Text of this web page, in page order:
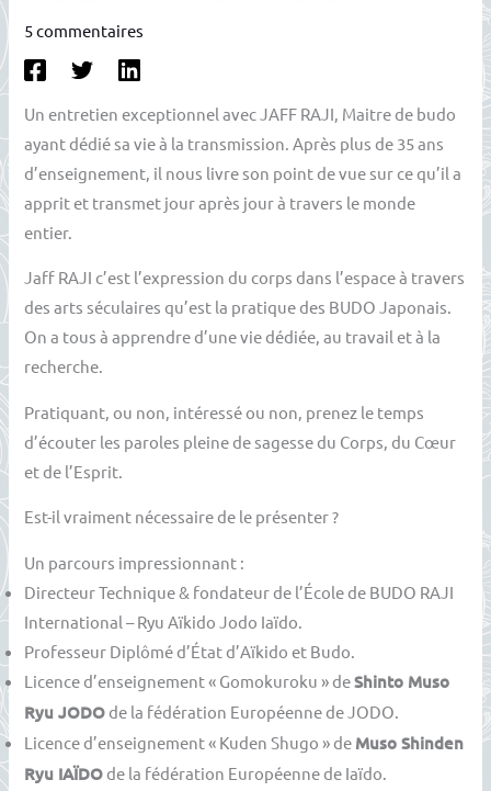
5 commentaires
Un entretien exceptionnel avec JAFF RAJI, Maitre de budo
ayant dédié sa vie à la transmission. Après plus de 35 ans
d’enseignement, il nous livre son point de vue sur ce qu’il a
apprit et transmet jour après jour à travers le monde
entier.
Jaff RAJI c’est l’expression du corps dans l’espace à travers
des arts séculaires qu’est la pratique des BUDO Japonais.
On a tous à apprendre d’une vie dédiée, au travail et à la
recherche.
Pratiquant, ou non, intéressé ou non, prenez le temps
d’écouter les paroles pleine de sagesse du Corps, du Cœur
et de l’Esprit.
Est-il vraiment nécessaire de le présenter ?
Un parcours impressionnant :
Directeur Technique & fondateur de l’École de BUDO RAJI
International – Ryu Aïkido Jodo Iaïdo.
Professeur Diplômé d’État d’Aïkido et Budo.
Licence d’enseignement « Gomokuroku » deShinto Muso
Ryu JODOde la fédération Européenne de JODO.
Licence d’enseignement « Kuden Shugo » de Muso Shinden
Ryu IAÏDOde la fédération Européenne de Iaïdo.